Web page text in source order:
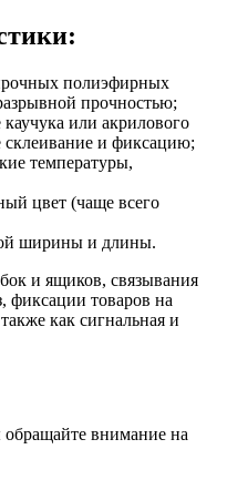
полиэфирных
прочностью;
или акрилового
склеивание и фиксацию;
температуры,
цвет (чаще всего
ширины и длины.
и ящиков, связывания
фиксации товаров на
как сигнальная и
внимание на